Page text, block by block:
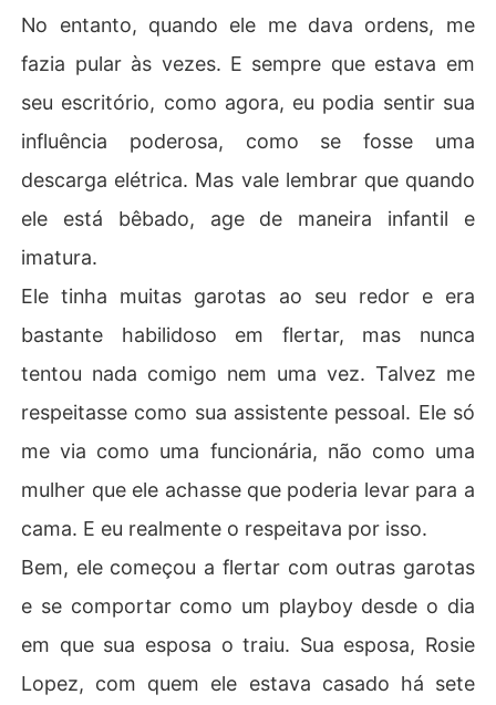
No entanto, quando ele me dava ordens, me
fazia pular às vezes. E sempre que estava em
seu escritório, como agora, eu podia sentir sua
influência poderosa, como se fosse uma
descarga elétrica. Mas vale lembrar que quando
ele está bêbado, age de maneira infantil e
imatura.
Ele tinha muitas garotas ao seu redor e era
bastante habilidoso em flertar, mas nunca
tentou nada comigo nem uma vez. Talvez me
respeitasse como sua assistente pessoal. Ele só
me via como uma funcionária, não como uma
mulher que ele achasse que poderia levar para a
cama. E eu realmente o respeitava por isso.
Bem, ele começou a flertar com outras garotas
e se comportar como um playboy desde o dia
em que sua esposa o traiu. Sua esposa, Rosie
Lopez, com quem ele estava casado há sete